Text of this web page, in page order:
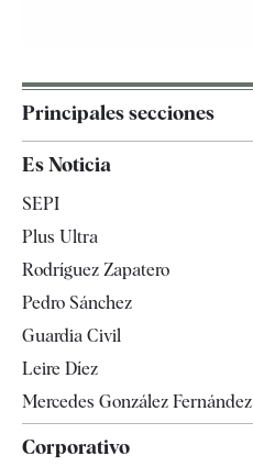
Principales secciones
España
Televisión
Es Noticia
SEPI
Plus Ultra
Rodríguez Zapatero
Pedro Sánchez
Guardia Civil
Leire Díez
Mercedes González Fernández
Corporativo